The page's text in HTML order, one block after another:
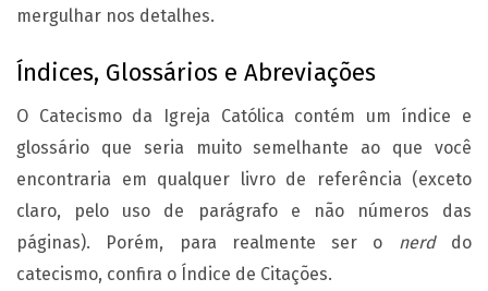
mergulhar nos detalhes.
Índices, Glossários e Abreviações
O Catecismo da Igreja Católica contém um índice e
glossário que seria muito semelhante ao que você
encontraria em qualquer livro de referência (exceto
claro, pelo uso de parágrafo e não números das
páginas). Porém, para realmente ser o
nerd do
catecismo, confira o Índice de Citações.